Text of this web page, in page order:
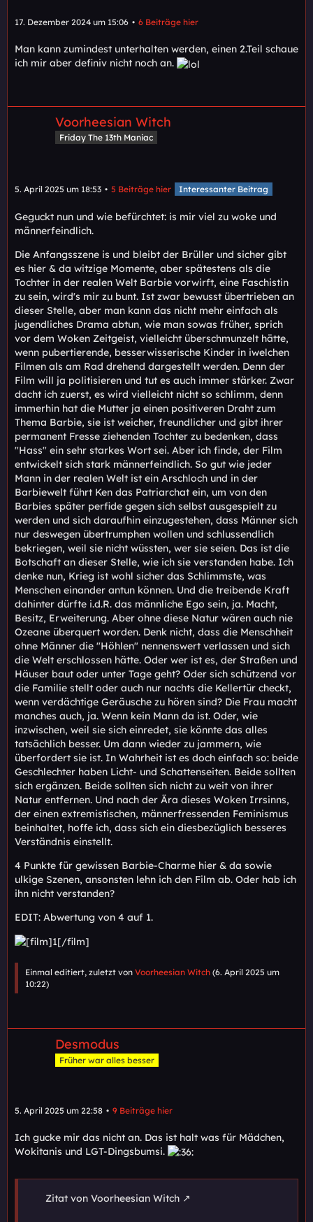
17. Dezember 2024 um 15:06 6 Beiträge hier
Man kann zumindest unterhalten werden, einen 2.Teil schaue
ich mir aber definiv nicht noch an.
Voorheesian Witch
Friday The 13th Maniac
5. April 2025 um 18:53 5 Beiträge hier Interessanter Beitrag
Geguckt nun und wie befürchtet: is mir viel zu woke und
männerfeindlich.
Die Anfangsszene is und bleibt der Brüller und sicher gibt
es hier & da witzige Momente, aber spätestens als die
Tochter in der realen Welt Barbie vorwirft, eine Faschistin
zu sein, wird's mir zu bunt. Ist zwar bewusst übertrieben an
dieser Stelle, aber man kann das nicht mehr einfach als
jugendliches Drama abtun, wie man sowas früher, sprich
vor dem Woken Zeitgeist, vielleicht überschmunzelt hätte,
wenn pubertierende, besserwisserische Kinder in iwelchen
Filmen als am Rad drehend dargestellt werden. Denn der
Film will ja politisieren und tut es auch immer stärker. Zwar
dacht ich zuerst, es wird vielleicht nicht so schlimm, denn
immerhin hat die Mutter ja einen positiveren Draht zum
Thema Barbie, sie ist weicher, freundlicher und gibt ihrer
permanent Fresse ziehenden Tochter zu bedenken, dass
"Hass" ein sehr starkes Wort sei. Aber ich finde, der Film
entwickelt sich stark männerfeindlich. So gut wie jeder
Mann in der realen Welt ist ein Arschloch und in der
Barbiewelt führt Ken das Patriarchat ein, um von den
Barbies später perfide gegen sich selbst ausgespielt zu
werden und sich daraufhin einzugestehen, dass Männer sich
nur deswegen übertrumphen wollen und schlussendlich
bekriegen, weil sie nicht wüssten, wer sie seien. Das ist die
Botschaft an dieser Stelle, wie ich sie verstanden habe. Ich
denke nun, Krieg ist wohl sicher das Schlimmste, was
Menschen einander antun können. Und die treibende Kraft
dahinter dürfte i.d.R. das männliche Ego sein, ja. Macht,
Besitz, Erweiterung. Aber ohne diese Natur wären auch nie
Ozeane überquert worden. Denk nicht, dass die Menschheit
ohne Männer die "Höhlen" nennenswert verlassen und sich
die Welt erschlossen hätte. Oder wer ist es, der Straßen und
Häuser baut oder unter Tage geht? Oder sich schützend vor
die Familie stellt oder auch nur nachts die Kellertür checkt,
wenn verdächtige Geräusche zu hören sind? Die Frau macht
manches auch, ja. Wenn kein Mann da ist. Oder, wie
inzwischen, weil sie sich einredet, sie könnte das alles
tatsächlich besser. Um dann wieder zu jammern, wie
überfordert sie ist. In Wahrheit ist es doch einfach so: beide
Geschlechter haben Licht- und Schattenseiten. Beide sollten
sich ergänzen. Beide sollten sich nicht zu weit von ihrer
Natur entfernen. Und nach der Ära dieses Woken Irrsinns,
der einen extremistischen, männerfressenden Feminismus
beinhaltet, hoffe ich, dass sich ein diesbezüglich besseres
Verständnis einstellt.
4 Punkte für gewissen Barbie-Charme hier & da sowie
ulkige Szenen, ansonsten lehn ich den Film ab. Oder hab ich
ihn nicht verstanden?
EDIT: Abwertung von 4 auf 1.
Einmal editiert, zuletzt von Voorheesian Witch (6. April 2025 um
10:22)
Desmodus
Früher war alles besser
5. April 2025 um 22:58 9 Beiträge hier
Ich gucke mir das nicht an. Das ist halt was für Mädchen,
Wokitanis und LGT-Dingsbumsi.
Zitat von Voorheesian Witch